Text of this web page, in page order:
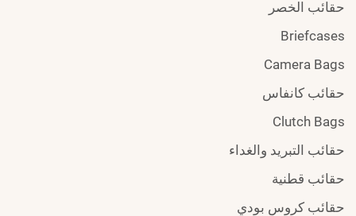
حقائب الخصر
Briefcases
Camera Bags
حقائب كانفاس
Clutch Bags
حقائب التبريد والغداء
حقائب قطنية
حقائب كروس بودي